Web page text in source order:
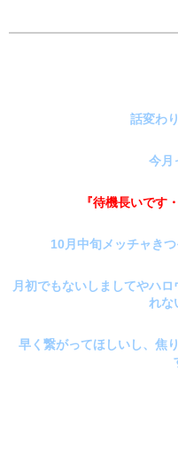
話変わ
今月
『待機長いです
10月中旬メッチャき
月初でもないしましてやハ
れな
早く繋がってほしいし、焦